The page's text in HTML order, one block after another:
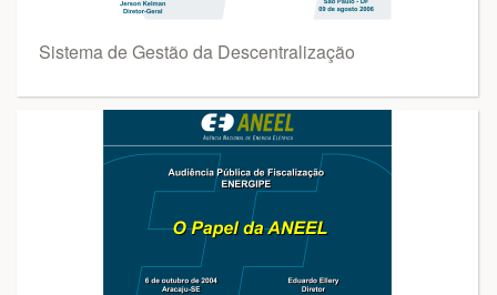
Sistema de Gestão da Descentralização